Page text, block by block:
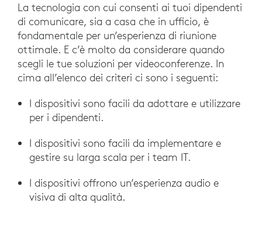
La tecnologia con cui consenti ai tuoi dipendenti
di comunicare, sia a casa che in ufficio, è
fondamentale per un’esperienza di riunione
ottimale. E c’è molto da considerare quando
scegli le tue soluzioni per videoconferenze. In
cima all’elenco dei criteri ci sono i seguenti:
I dispositivi sono facili da adottare e utilizzare
per i dipendenti.
I dispositivi sono facili da implementare e
gestire su larga scala per i team IT.
I dispositivi offrono un’esperienza audio e
visiva di alta qualità.